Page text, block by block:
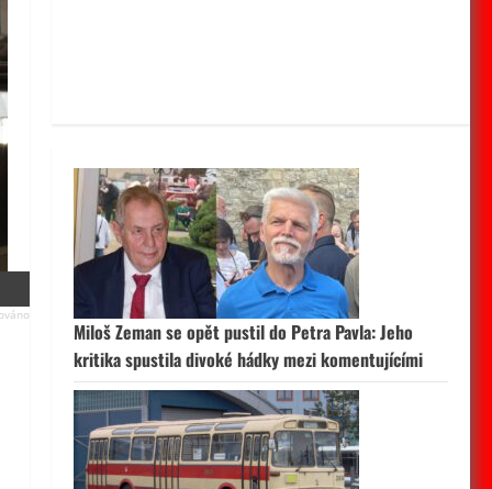
Miloš Zeman se opět pustil do Petra Pavla: Jeho
kritika spustila divoké hádky mezi komentujícími